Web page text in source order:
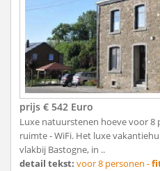
prijs € 542 Euro
Luxe natuurstenen hoeve voor 8
ruimte - WiFi. Het luxe
vlakbij Bastogne, in ..
detail tekst: voor 8 personen -